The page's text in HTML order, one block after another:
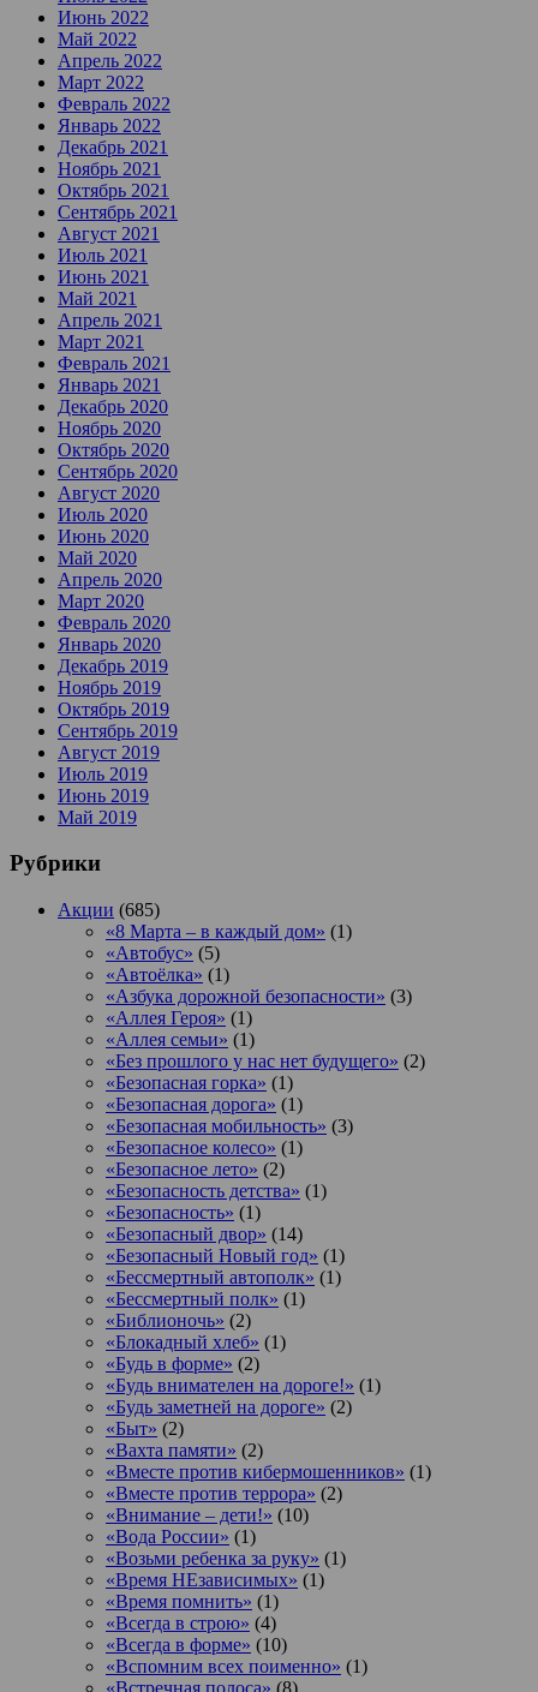
Июнь 2022
Май 2022
Апрель 2022
Март 2022
Февраль 2022
Январь 2022
Декабрь 2021
Ноябрь 2021
Октябрь 2021
Сентябрь 2021
Август 2021
Июль 2021
Июнь 2021
Май 2021
Апрель 2021
Март 2021
Февраль 2021
Январь 2021
Декабрь 2020
Ноябрь 2020
Октябрь 2020
Сентябрь 2020
Август 2020
Июль 2020
Июнь 2020
Май 2020
Апрель 2020
Март 2020
Февраль 2020
Январь 2020
Декабрь 2019
Ноябрь 2019
Октябрь 2019
Сентябрь 2019
Август 2019
Июль 2019
Июнь 2019
Май 2019
Рубрики
Акции (685)
«8 Марта – в каждый дом» (1)
«Автобус» (5)
«Автоёлка» (1)
«Азбука дорожной безопасности» (3)
«Аллея Героя» (1)
«Аллея семьи» (1)
«Без прошлого у нас нет будущего» (2)
«Безопасная горка» (1)
«Безопасная дорога» (1)
«Безопасная мобильность» (3)
«Безопасное колесо» (1)
«Безопасное лето» (2)
«Безопасность детства» (1)
«Безопасность» (1)
«Безопасный двор» (14)
«Безопасный Новый год» (1)
«Бессмертный автополк» (1)
«Бессмертный полк» (1)
«Библионочь» (2)
«Блокадный хлеб» (1)
«Будь в форме» (2)
«Будь внимателен на дороге!» (1)
«Будь заметней на дороге» (2)
«Быт» (2)
«Вахта памяти» (2)
«Вместе против кибермошенников» (1)
«Вместе против террора» (2)
«Внимание – дети!» (10)
«Вода России» (1)
«Возьми ребенка за руку» (1)
«Время НЕзависимых» (1)
«Время помнить» (1)
«Всегда в строю» (4)
«Всегда в форме» (10)
«Вспомним всех поименно» (1)